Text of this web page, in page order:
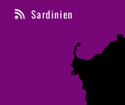
Sardinien